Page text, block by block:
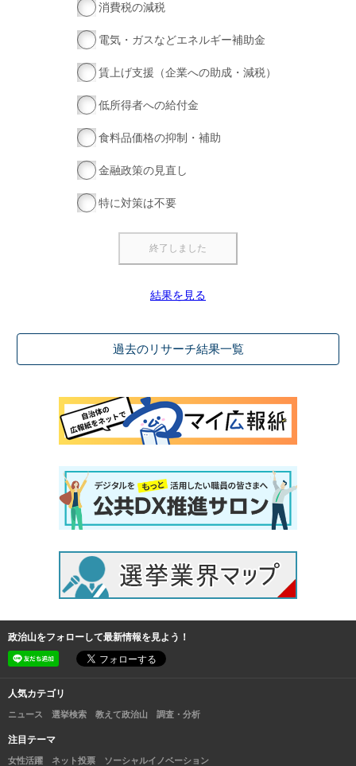
消費税の減税
電気・ガスなどエネルギー補助金
賃上げ支援（企業への助成・減税）
低所得者への給付金
食料品価格の抑制・補助
金融政策の見直し
特に対策は不要
結果を見る
過去のリサーチ結果一覧
政治山をフォローして最新情報を見よう！
人気カテゴリ
ニュース 選挙検索 教えて政治山 調査・分析
注目テーマ
女性活躍 ネット投票 ソーシャルイノベーション